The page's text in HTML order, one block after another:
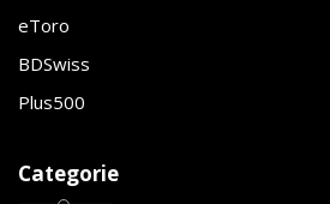
eToro
BDSwiss
Plus500
Categorie